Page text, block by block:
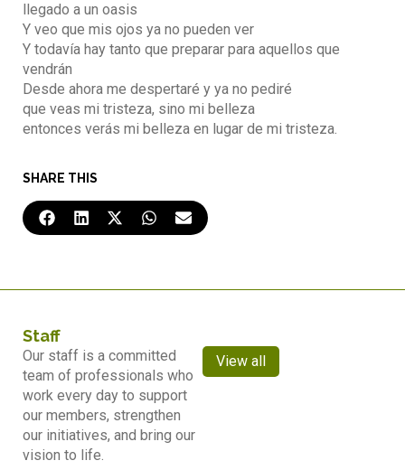
llegado a un oasis
Y veo que mis ojos ya no pueden ver
Y todavía hay tanto que preparar para aquellos que
vendrán
Desde ahora me despertaré y ya no pediré
que veas mi tristeza, sino mi belleza
entonces verás mi belleza en lugar de mi tristeza.
SHARE THIS
Staff
Our staff is a committed
team of professionals who
work every day to support
our members, strengthen
our initiatives, and bring our
vision to life.
View all